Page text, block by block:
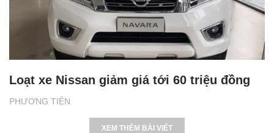
PHƯƠNG TIỆN
Loạt xe Nissan giảm giá tới 60 triệu đồng
XEM THÊM BÀI VIẾT